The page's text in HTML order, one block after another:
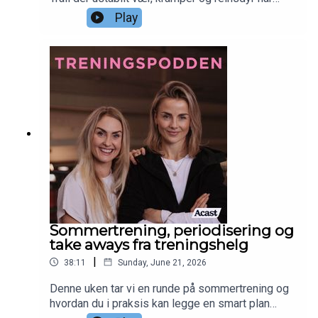
fargelagt opplevelsen, blant annet. Psykologisk
fleksibilitet blir også et hett tema i denne
episoden der vi embracer evnen til å tilpasse seg
endringer og å tåle at ting ikke alltid går som
planlagt. Ellers er Pia på et godt sted med hofta,
Silje dyrker nakenbading og begge deler også
sine ferie og sommerplaner. God lytt og GOD
SOMMER!
Play
Sommertrening, periodisering og
take aways fra treningshelg
38:11 | Sunday, June 21, 2026
Denne uken tar vi en runde på sommertrening og
hvordan du i praksis kan legge en smart plan